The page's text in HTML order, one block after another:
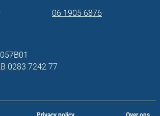
06 1905 6876
0283 7242 77